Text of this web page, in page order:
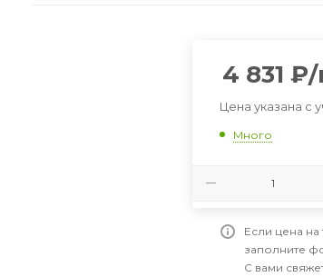
4 831 ₽
Цена указана с
Много
Если цена на
заполните
С вами